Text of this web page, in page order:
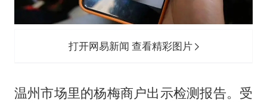
打开网易新闻 查看精彩图片
温州市场里的杨梅商户出示检测报告。受